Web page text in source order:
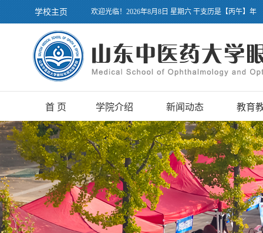
欢迎光临！2026年8月8日 星期六 干支历是【丙午】年
学校主页
首 页 学院介绍 新闻动态 教育